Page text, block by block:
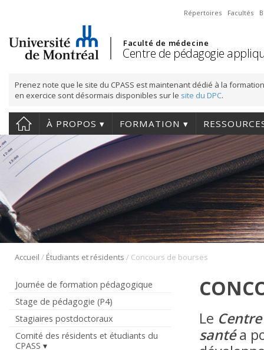
Répertoires Facultés
Faculté de médecine
Centre de pédagogie
Prenez note que le site du CPASS est maintenant dédié à la
en exercice sont désormais disponibles sur le site du DPC.
À PROPOS FORMATION
Accueil / Étudiants et résidents / Concours de bourses
Journée de formation pédagogique
Stage de pédagogie (P4)
Stagiaires postdoctoraux
Comité des résidents et étudiants du
CPASS
Le
santéa